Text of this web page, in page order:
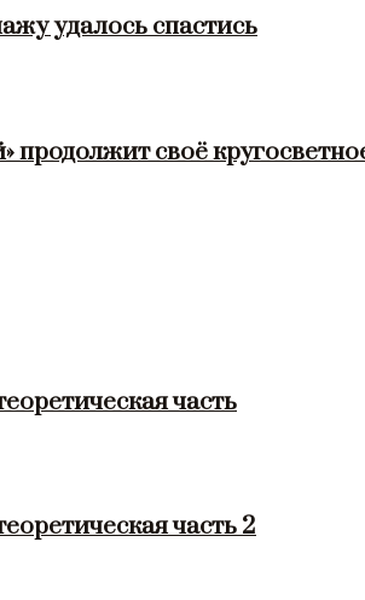
удалось спастись
продолжит своё
часть
часть 2